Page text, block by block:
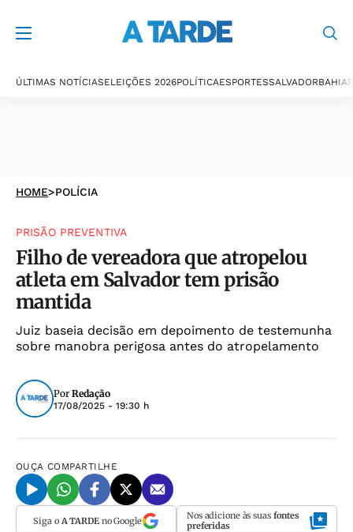
ÚLTIMAS NOTÍCIASELEIÇÕES 2026POLÍTICAESPORTESSALVADORBAHIA
HOME>POLÍCIA
PRISÃO PREVENTIVA
Filho de vereadora que atropelou
atleta em Salvador tem prisão
mantida
Juiz baseia decisão em depoimento de testemunha
sobre manobra perigosa antes do atropelamento
Por Redação
17/08/2025 - 19:30 h
OUÇA COMPARTILHE
Siga o A TARDEno Google Nos adicione às suas fontes
preferidas